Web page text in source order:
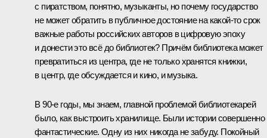
с пиратством, понятно, музыканты, но почему государство
не может обратить в публичное достояние на какой‑то срок
важные работы российских авторов в цифровую эпоху
и донести это всё до библиотек? Причём библиотека может
превратиться из центра, где не только хранятся книжки,
в центр, где обсуждается и кино, и музыка.
В 90-е годы, мы знаем, главной проблемой библиотекарей
было, как выстроить хранилище. Были истории совершенно
фантастические. Одну из них никогда не забуду. Покойный